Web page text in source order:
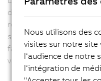
disponible avec des
recouvertes d'un vernis.
spécifications
face aux agents
vapeurs agressives ou
Nous utilisons des
visites sur notre
l‘audience de notre
l‘intégration de